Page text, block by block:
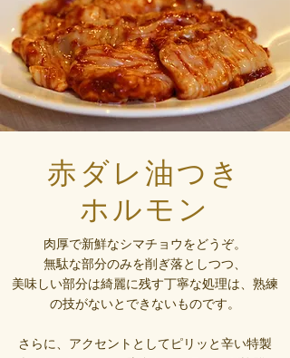
赤ダレ油つき
ホルモン
肉厚で新鮮なシマチョウをどうぞ。
無駄な部分のみを削ぎ落としつつ、
美味しい部分は綺麗に残す丁寧な処理は、熟練
の技がないとできないものです。
さらに、アクセントとしてピリッと辛い特製